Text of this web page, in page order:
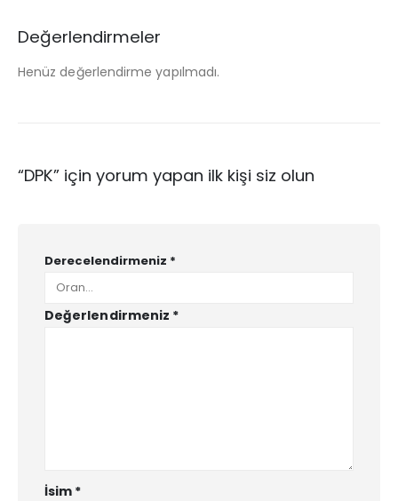
Değerlendirmeler
Henüz değerlendirme yapılmadı.
“DPK” için yorum yapan ilk kişi siz olun
Derecelendirmeniz *
Değerlendirmeniz *
İsim *